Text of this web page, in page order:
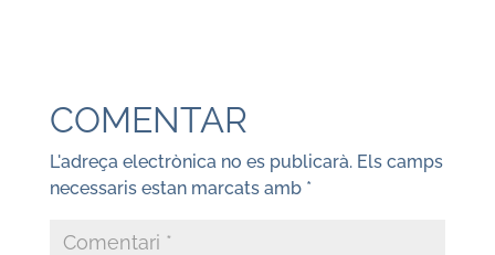
COMENTAR
L'adreça electrònica no es publicarà. Els camps
necessaris estan marcats amb *